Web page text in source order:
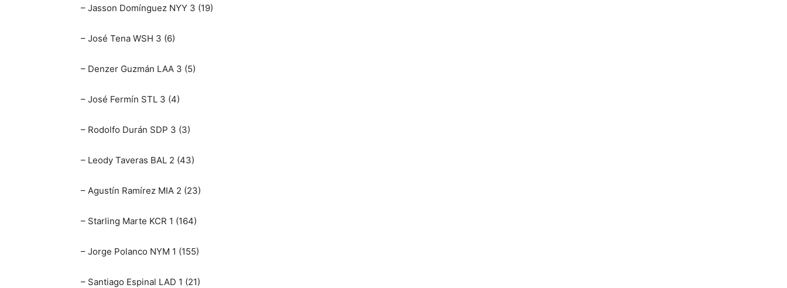
– Jasson Domínguez NYY 3 (19)
– José Tena WSH 3 (6)
– Denzer Guzmán LAA 3 (5)
– José Fermín STL 3 (4)
– Rodolfo Durán SDP 3 (3)
– Leody Taveras BAL 2 (43)
– Agustín Ramírez MIA 2 (23)
– Starling Marte KCR 1 (164)
– Jorge Polanco NYM 1 (155)
– Santiago Espinal LAD 1 (21)